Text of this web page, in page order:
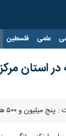
علمی فلسطین
واحد پستی این استان جابجا شد.